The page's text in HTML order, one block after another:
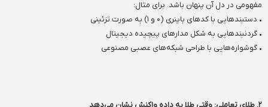
مفهومی در دل آن پنهان باشد. برای مثال:
• دستبندهایی با کدهای باینری (۰ و ۱) به صورت تزئینی
• گردنبندهایی به شکل مدارهای پیچیده دیجیتال
• گوشواره‌هایی با طراحی شبکه‌های عصبی مصنوعی
۲. طلای تعاملی: وقتی طلا به داده واکنش نشان می‌دهد